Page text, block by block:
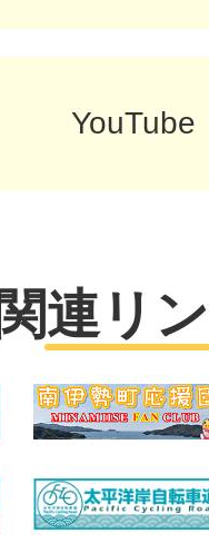
YouTube
関連リ